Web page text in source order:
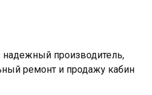
производитель,
ремонт и продажу кабин